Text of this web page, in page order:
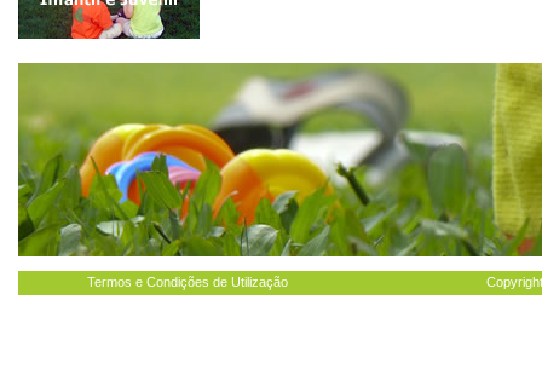
Termos e Condições de Utilização